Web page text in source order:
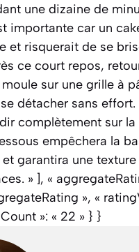
une dizaine de
importante car un
et risquerait de se
ce court repos,
sur une grille à
détacher sans
complètement sur la
empêchera la
garantira une
» ], «
», «
»: « 22 » } }